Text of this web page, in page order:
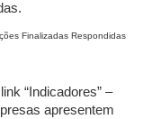
Finalizadas Respondidas
“Indicadores” –
apresentem